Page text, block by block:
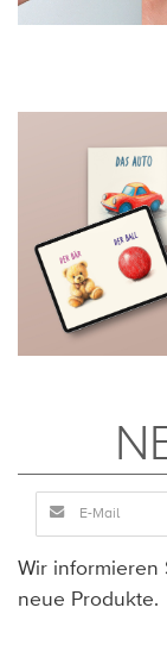
Wir
neue Produkte.